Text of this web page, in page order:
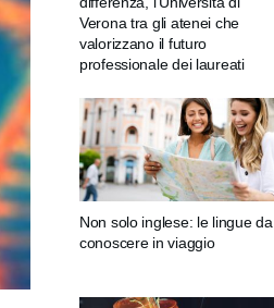
Verona tra gli atenei che
valorizzano il futuro
professionale dei laureati
Non solo inglese: le lingue da
conoscere in viaggio